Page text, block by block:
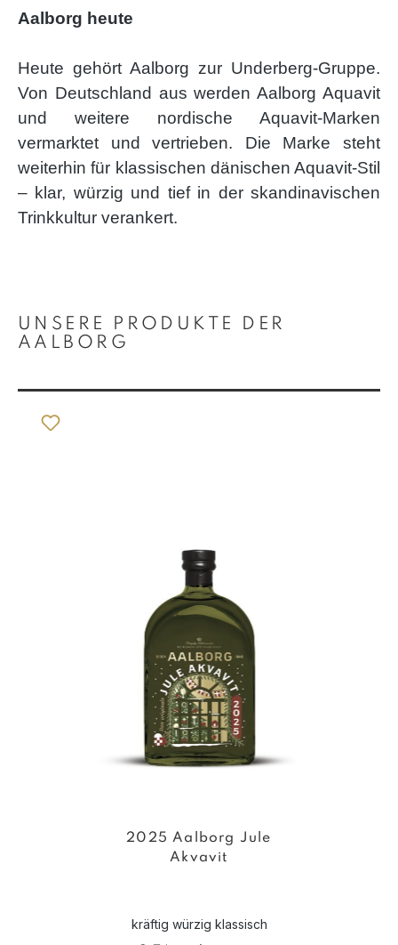
Aalborg heute
Heute gehört Aalborg zur Underberg-Gruppe.
Von Deutschland aus werden Aalborg Aquavit
und weitere nordische Aquavit-Marken
vermarktet und vertrieben. Die Marke steht
weiterhin für klassischen dänischen Aquavit-Stil
– klar, würzig und tief in der skandinavischen
Trinkkultur verankert.
UNSERE PRODUKTE DER
AALBORG
2025 Aalborg Jule
Akvavit
kräftig würzig klassisch